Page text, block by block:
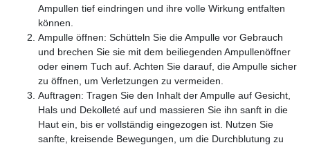
Ampullen tief eindringen und ihre volle Wirkung entfalten
können.
Ampulle öffnen: Schütteln Sie die Ampulle vor Gebrauch
und brechen Sie sie mit dem beiliegenden Ampullenöffner
oder einem Tuch auf. Achten Sie darauf, die Ampulle sicher
zu öffnen, um Verletzungen zu vermeiden.
Auftragen: Tragen Sie den Inhalt der Ampulle auf Gesicht,
Hals und Dekolleté auf und massieren Sie ihn sanft in die
Haut ein, bis er vollständig eingezogen ist. Nutzen Sie
sanfte, kreisende Bewegungen, um die Durchblutung zu